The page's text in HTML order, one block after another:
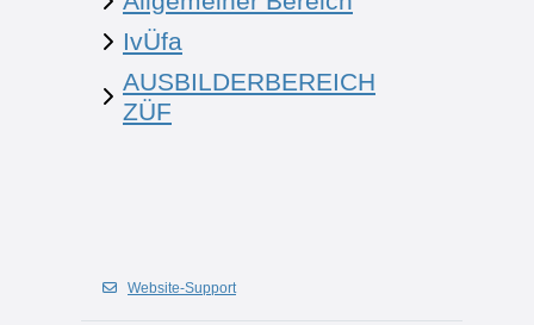
IvÜfa
AUSBILDERBEREICH
ZÜF
Website-Support